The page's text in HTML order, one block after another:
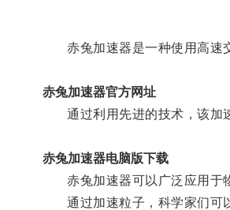
赤兔加速器是一种使用高速交
赤兔加速器官方网址
通过利用先进的技术，该加速
赤兔加速器电脑版下载
赤兔加速器可以广泛应用于物
通过加速粒子，科学家们可以